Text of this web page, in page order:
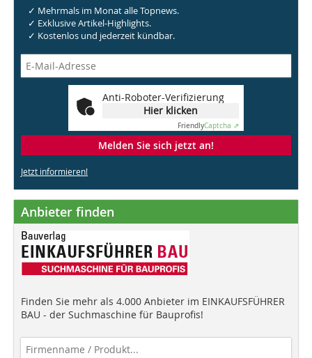
✓ Mehrmals im Monat alle Topnews.
✓ Exklusive Artikel-Highlights.
✓ Kostenlos und jederzeit kündbar.
Anti-Roboter-Verifizierung
Hier klicken
FriendlyCaptcha ⇗
Melden Sie sich jetzt an!
Jetzt informieren!
Anbieter finden
Finden Sie mehr als 4.000 Anbieter im EINKAUFSFÜHRER
BAU - der Suchmaschine für Bauprofis!